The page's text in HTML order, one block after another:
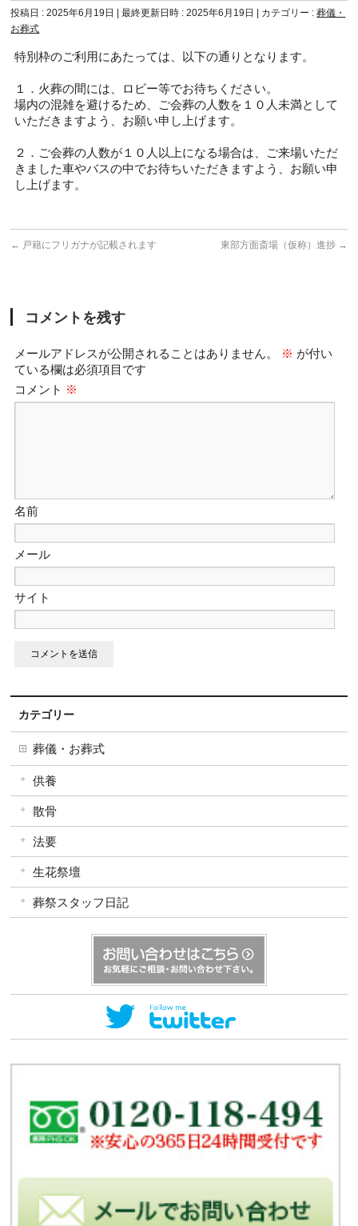
投稿日 : 2025年6月19日 最終更新日時 : 2025年6月19日 カテゴリー :葬儀・
お葬式
特別枠のご利用にあたっては、以下の通りとなります。
１．火葬の間には、ロビー等でお待ちください。
場内の混雑を避けるため、ご会葬の人数を１０人未満として
いただきますよう、お願い申し上げます。
２．ご会葬の人数が１０人以上になる場合は、ご来場いただ
きました車やバスの中でお待ちいただきますよう、お願い申
し上げます。
← 戸籍にフリガナが記載されます 東部方面斎場（仮称）進捗 →
コメントを残す
メールアドレスが公開されることはありません。 ※ が付い
ている欄は必須項目です
コメント ※
名前
メール
サイト
カテゴリー
葬儀・お葬式
供養
散骨
法要
生花祭壇
葬祭スタッフ日記